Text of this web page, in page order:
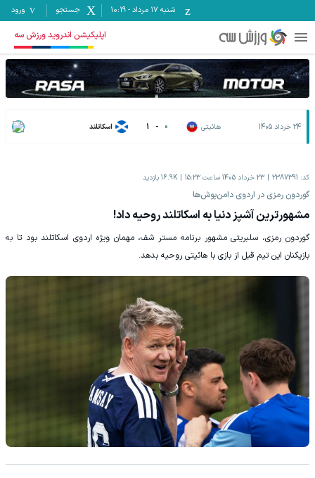
شنبه ۱۷ مرداد -
10:19 جستجو ورود
اپلیکیشن اندروید ورزش سه
24 خرداد 1405 هائیتی 0
-
1 اسکاتلند
کد: 2387391 23 خرداد 1405 ساعت 15:23 16.9K بازدید
‫گوردون رمزی در اردوی دامن‌پوش‌ها
مشهورترین آشپز دنیا به اسکاتلند روحیه داد!
گوردون رمزی، سلبریتی مشهور برنامه مستر شف، مهمان ویژه اردوی اسکاتلند بود تا به
بازیکنان این تیم قبل از بازی با هائیتی روحیه بدهد.